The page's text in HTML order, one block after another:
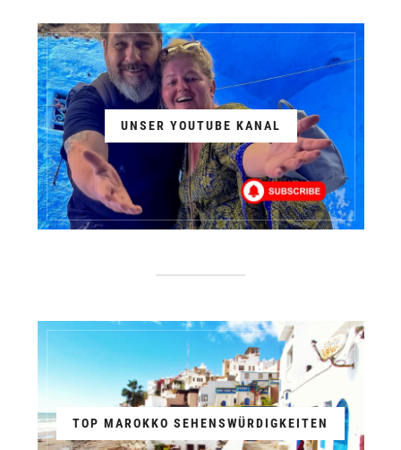
UNSER YOUTUBE KANAL
TOP MAROKKO SEHENSWÜRDIGKEITEN